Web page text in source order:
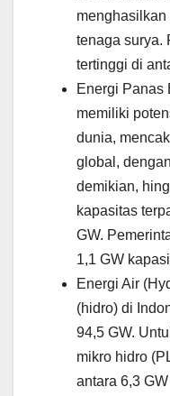
tenaga surya.
tertinggi di
Energi Panas
memiliki
dunia,
global,
demikian,
kapasitas
GW.
1,1 GW
Energi Air
(hidro) di
94,5 GW.
mikro hidro
antara 6,3